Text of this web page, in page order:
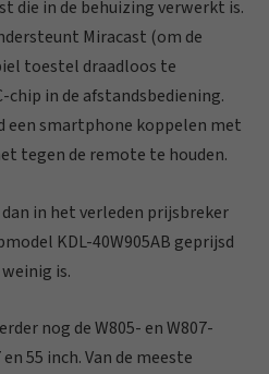
die in de behuizing verwerkt is.
Miracast (om de
toestel draadloos te
chip in de afstandsbediening.
een smartphone koppelen met
tegen de remote te houden.
in het verleden prijsbreker
KDL-40W905AB geprijsd
is.
nog de W805- en W807-
55 inch. Van de meeste